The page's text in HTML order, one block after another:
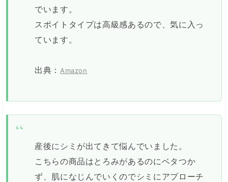
でいます。
スポイトタイプは高級感あるので、気に入っ
ています。
出典： Amazon
産後にシミが出てきて悩んでいました。
こちらの商品はとろみがあるのにベタつか
ず、肌になじんでいくのでシミにアプローチ